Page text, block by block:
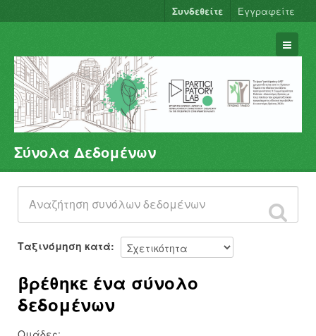
Συνδεθείτε Εγγραφείτε
Σύνολα Δεδομένων
Φορείς
Ομάδες
Σχετικά
Σύνολα Δεδομένων
Ταξινόμηση κατά
βρέθηκε ένα σύνολο
δεδομένων